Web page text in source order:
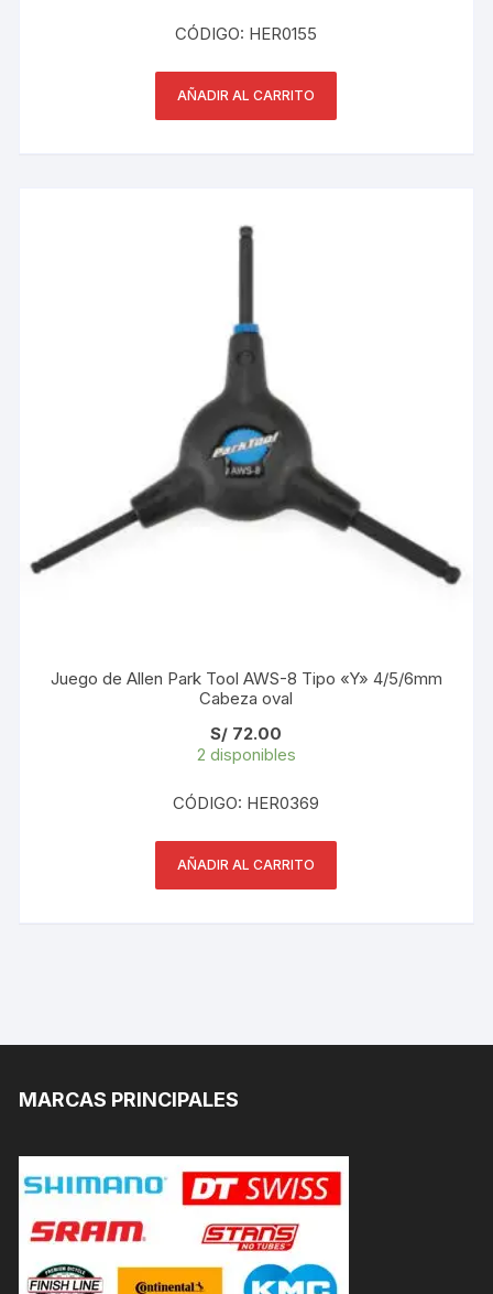
CÓDIGO: HER0155
AÑADIR AL CARRITO
Juego de Allen Park Tool AWS-8 Tipo «Y» 4/5/6mm
Cabeza oval
S/ 72.00
2 disponibles
CÓDIGO: HER0369
AÑADIR AL CARRITO
MARCAS PRINCIPALES